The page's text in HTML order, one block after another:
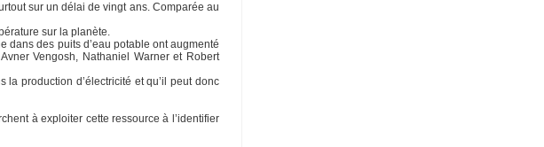
sur un délai de vingt ans. Comparée au
sur la planète.
dans des puits d’eau potable ont augmenté
Vengosh, Nathaniel Warner et Robert
production d’électricité et qu’il peut donc
à exploiter cette ressource à l’identifier